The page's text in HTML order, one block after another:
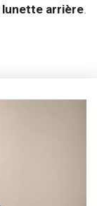
lunette arrière.